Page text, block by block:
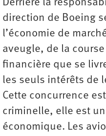
Derrière la
direction de Boeing
l’économie de
aveugle, de la
financière que se
les seuls intérêts de
Cette concurrence
criminelle, elle est
économique. Les